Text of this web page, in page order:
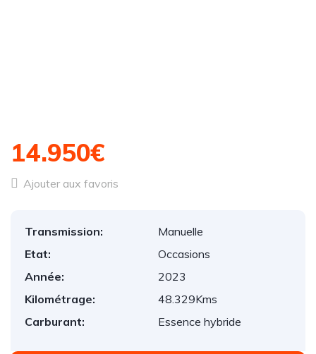
14.950€
Ajouter aux favoris
Transmission:
Manuelle
Etat:
Occasions
Année:
2023
Kilométrage:
48.329Kms
Carburant:
Essence hybride